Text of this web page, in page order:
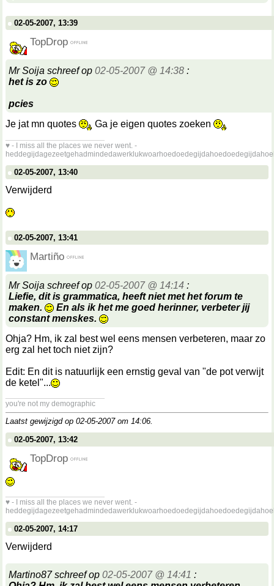
02-05-2007, 13:39
TopDrop
Mr Soija schreef op 02-05-2007 @ 14:38 :
het is zo
pcies
Je jat mn quotes
Ga je eigen quotes zoeken
♥ - I miss all the places we never went. -
02-05-2007, 13:40
Verwijderd
02-05-2007, 13:41
Martiño
Mr Soija schreef op 02-05-2007 @ 14:14 :
Liefie, dit is grammatica, heeft niet met het forum te
maken.
En als ik het me goed herinner, verbeter jij
constant menskes.
Ohja? Hm, ik zal best wel eens mensen verbeteren, maar zo
erg zal het toch niet zijn?
Edit: En dit is natuurlijk een ernstig geval van "de pot verwijt
de ketel"...
you're not my demographic
Laatst gewijzigd op 02-05-2007 om 14:06.
02-05-2007, 13:42
TopDrop
♥ - I miss all the places we never went. -
02-05-2007, 14:17
Verwijderd
Martino87 schreef op 02-05-2007 @ 14:41 :